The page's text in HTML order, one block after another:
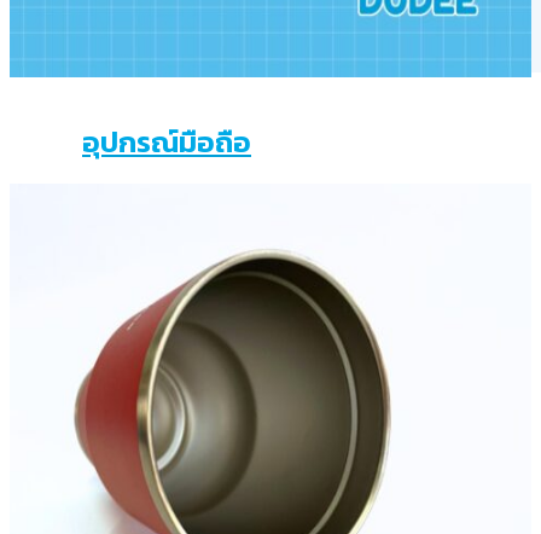
อุปกรณ์มือถือ
ร่มพับ
ร่มตอนเดียว
ร่มกอล์ฟ
ถุงผ้า กระเป๋าผ้า